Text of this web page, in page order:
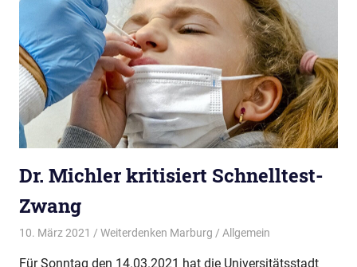
Dr. Michler kritisiert Schnelltest-
Zwang
10. März 2021 Weiterdenken Marburg Allgemein
Für Sonntag den 14.03.2021 hat die Universitätsstadt